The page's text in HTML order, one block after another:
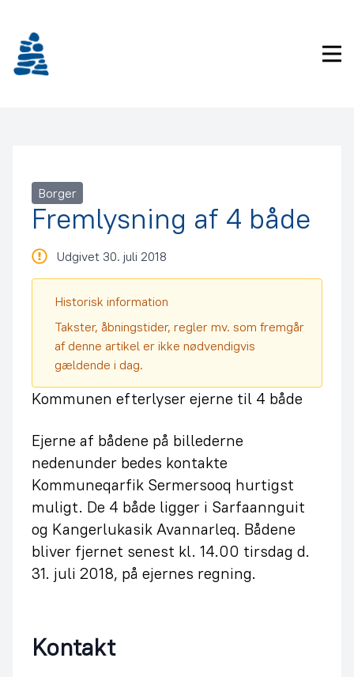
indhold
Borger
Fremlysning af 4 både
Udgivet 30. juli 2018
Historisk information
Takster, åbningstider, regler mv. som fremgår
af denne artikel er ikke nødvendigvis
gældende i dag.
Kommunen efterlyser ejerne til 4 både
Ejerne af bådene på billederne
nedenunder bedes kontakte
Kommuneqarfik Sermersooq hurtigst
muligt. De 4 både ligger i Sarfaannguit
og Kangerlukasik Avannarleq. Bådene
bliver fjernet senest kl. 14.00 tirsdag d.
31. juli 2018, på ejernes regning.
Kontakt